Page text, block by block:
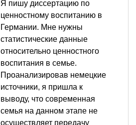
Я пишу диссертацию по
ценностному воспитанию в
Германии. Мне нужны
статистические данные
относительно ценностного
воспитания в семье.
Проанализировав немецкие
источники, я пришла к
выводу, что современная
семья на данном этапе не
осуществляет передачу